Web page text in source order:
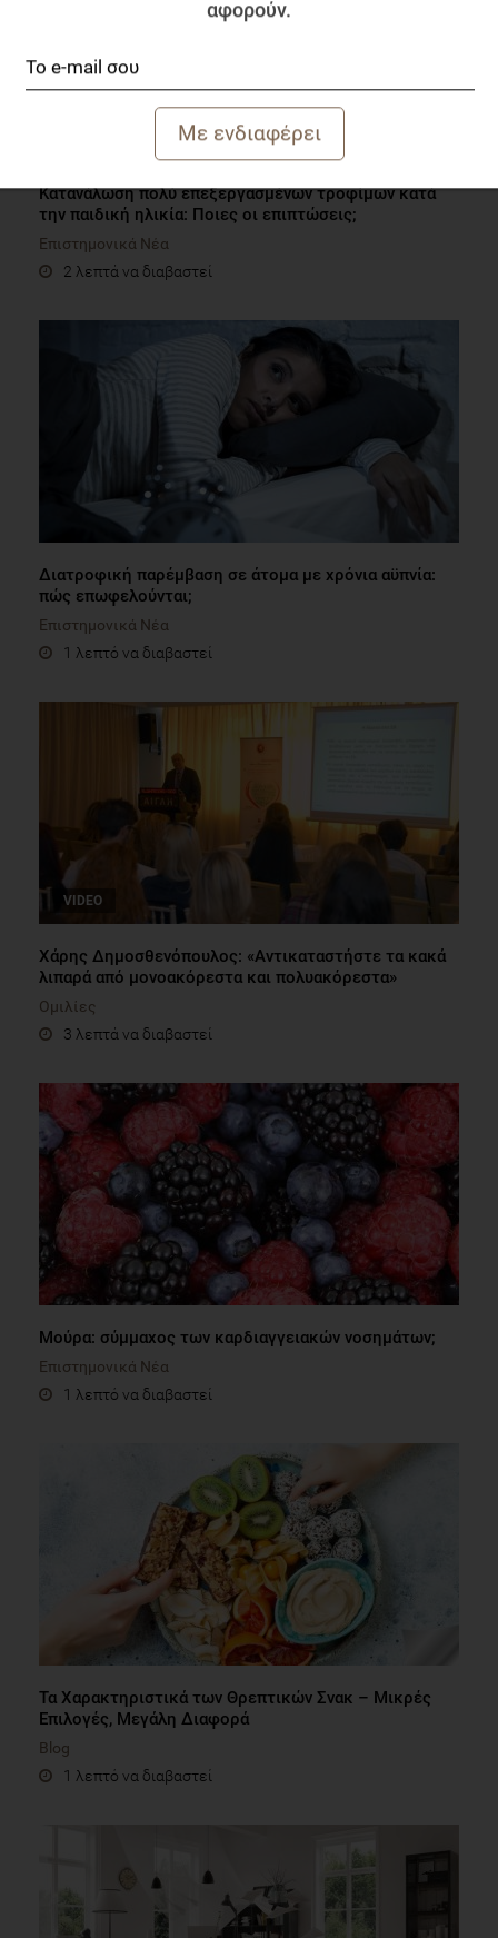
Κατανάλωση πολύ επεξεργασμένων τροφίμων κατά
την παιδική ηλικία: Ποιες οι επιπτώσεις;
Επιστημονικά Νέα
2 λεπτά να διαβαστεί
Διατροφική παρέμβαση σε άτομα με χρόνια αϋπνία:
πώς επωφελούνται;
Επιστημονικά Νέα
1 λεπτό να διαβαστεί
VIDEO
Xάρης Δημοσθενόπουλος: «Αντικαταστήστε τα κακά
λιπαρά από μονοακόρεστα και πολυακόρεστα»
Ομιλίες
3 λεπτά να διαβαστεί
Μούρα: σύμμαχος των καρδιαγγειακών νοσημάτων;
Επιστημονικά Νέα
1 λεπτό να διαβαστεί
Τα Χαρακτηριστικά των Θρεπτικών Σνακ – Μικρές
Επιλογές, Μεγάλη Διαφορά
Blog
1 λεπτό να διαβαστεί
αφορούν.